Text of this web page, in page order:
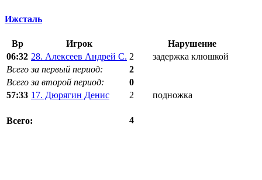
Ижсталь
Вр Игрок
Нарушение
06:32 28. Алексеев Андрей С. 2
задержка клюшкой
Всего за первый период:
2
Всего за второй период:
0
57:33 17. Дюрягин Денис 2 подножка
Всего: 4